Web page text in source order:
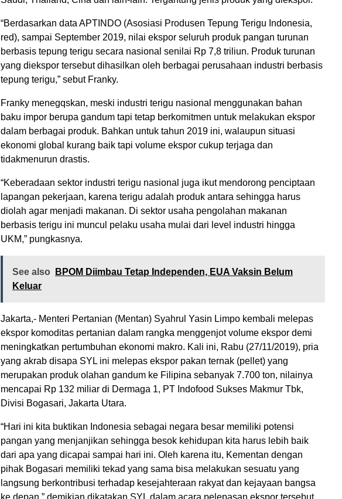
“Berdasarkan data APTINDO (Asosiasi Produsen Tepung Terigu Indonesia,
red), sampai September 2019, nilai ekspor seluruh produk pangan turunan
berbasis tepung terigu secara nasional senilai Rp 7,8 triliun. Produk turunan
yang diekspor tersebut dihasilkan oleh berbagai perusahaan industri berbasis
tepung terigu,” sebut Franky.
Franky menegqskan, meski industri terigu nasional menggunakan bahan
baku impor berupa gandum tapi tetap berkomitmen untuk melakukan ekspor
dalam berbagai produk. Bahkan untuk tahun 2019 ini, walaupun situasi
ekonomi global kurang baik tapi volume ekspor cukup terjaga dan
tidakmenurun drastis.
“Keberadaan sektor industri terigu nasional juga ikut mendorong penciptaan
lapangan pekerjaan, karena terigu adalah produk antara sehingga harus
diolah agar menjadi makanan. Di sektor usaha pengolahan makanan
berbasis terigu ini muncul pelaku usaha mulai dari level industri hingga
UKM,” pungkasnya.
See also
BPOM Diimbau Tetap Independen, EUA Vaksin Belum
Keluar
Jakarta,- Menteri Pertanian (Mentan) Syahrul Yasin Limpo kembali melepas
ekspor komoditas pertanian dalam rangka menggenjot volume ekspor demi
meningkatkan pertumbuhan ekonomi makro. Kali ini, Rabu (27/11/2019), pria
yang akrab disapa SYL ini melepas ekspor pakan ternak (pellet) yang
merupakan produk olahan gandum ke Filipina sebanyak 7.700 ton, nilainya
mencapai Rp 132 miliar di Dermaga 1, PT Indofood Sukses Makmur Tbk,
Divisi Bogasari, Jakarta Utara.
“Hari ini kita buktikan Indonesia sebagai negara besar memiliki potensi
pangan yang menjanjikan sehingga besok kehidupan kita harus lebih baik
dari apa yang dicapai sampai hari ini. Oleh karena itu, Kementan dengan
pihak Bogasari memiliki tekad yang sama bisa melakukan sesuatu yang
langsung berkontribusi terhadap kesejahteraan rakyat dan kejayaan bangsa